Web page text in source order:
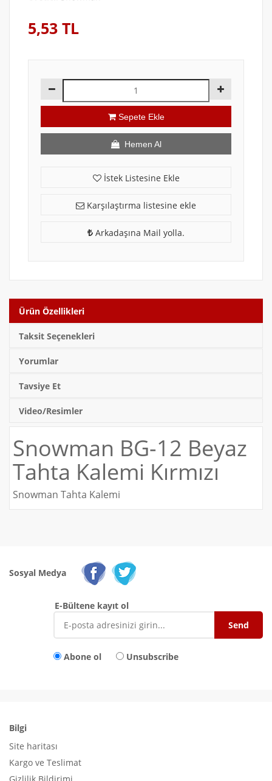
5,53 TL
Sepete Ekle
Hemen Al
İstek Listesine Ekle
Karşılaştırma listesine ekle
Arkadaşına Mail yolla.
Ürün Özellikleri
Taksit Seçenekleri
Yorumlar
Tavsiye Et
Video/Resimler
Snowman BG-12 Beyaz
Tahta Kalemi Kırmızı
Snowman Tahta Kalemi
Sosyal Medya
E-Bültene kayıt ol
Abone ol Unsubscribe
Bilgi
Site haritası
Kargo ve Teslimat
Gizlilik Bildirimi